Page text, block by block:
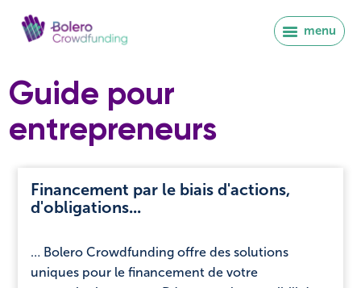
menu
Guide pour
entrepreneurs
Financement par le biais d'actions,
d'obligations...
… Bolero Crowdfunding offre des solutions
uniques pour le financement de votre